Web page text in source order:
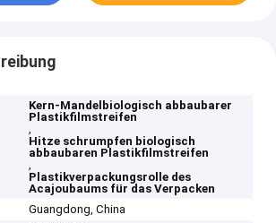
Kern-Mandelbiologisch abbaubarer
Plastikfilmstreifen
,
Hitze schrumpfen biologisch
abbaubaren Plastikfilmstreifen
,
Plastikverpackungsrolle des
Acajoubaums für das Verpacken
Guangdong, China